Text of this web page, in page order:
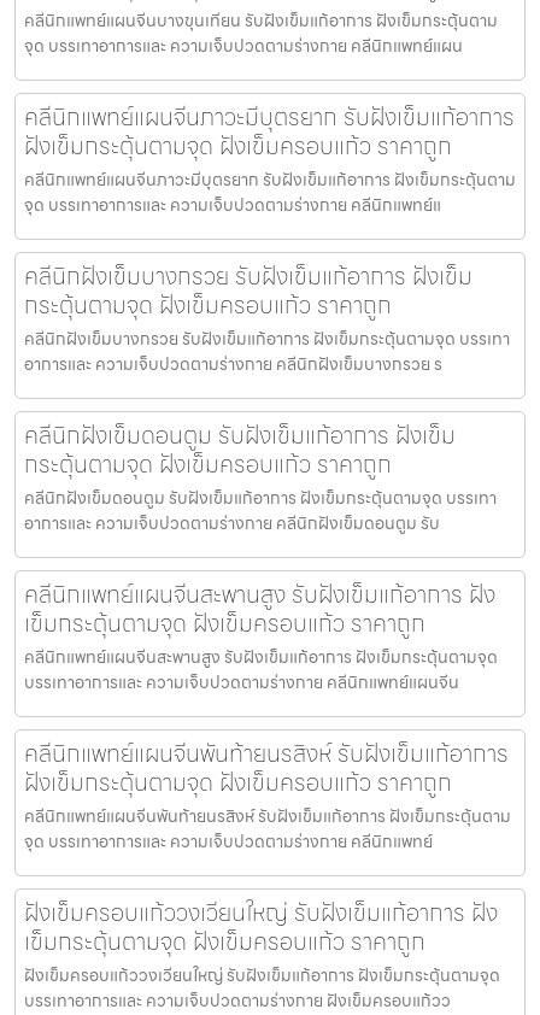
คลีนิกแพทย์แผนจีนบางขุนเทียน รับฝังเข็มแก้อาการ ฝังเข็มกระตุ้นตาม
จุด บรรเทาอาการและ ความเจ็บปวดตามร่างกาย คลีนิกแพทย์แผน
คลีนิกแพทย์แผนจีนภาวะมีบุตรยาก รับฝังเข็มแก้อาการ
ฝังเข็มกระตุ้นตามจุด ฝังเข็มครอบแก้ว ราคาถูก
คลีนิกแพทย์แผนจีนภาวะมีบุตรยาก รับฝังเข็มแก้อาการ ฝังเข็มกระตุ้นตาม
จุด บรรเทาอาการและ ความเจ็บปวดตามร่างกาย คลีนิกแพทย์แ
คลีนิกฝังเข็มบางกรวย รับฝังเข็มแก้อาการ ฝังเข็ม
กระตุ้นตามจุด ฝังเข็มครอบแก้ว ราคาถูก
คลีนิกฝังเข็มบางกรวย รับฝังเข็มแก้อาการ ฝังเข็มกระตุ้นตามจุด บรรเทา
อาการและ ความเจ็บปวดตามร่างกาย คลีนิกฝังเข็มบางกรวย ร
คลีนิกฝังเข็มดอนตูม รับฝังเข็มแก้อาการ ฝังเข็ม
กระตุ้นตามจุด ฝังเข็มครอบแก้ว ราคาถูก
คลีนิกฝังเข็มดอนตูม รับฝังเข็มแก้อาการ ฝังเข็มกระตุ้นตามจุด บรรเทา
อาการและ ความเจ็บปวดตามร่างกาย คลีนิกฝังเข็มดอนตูม รับ
คลีนิกแพทย์แผนจีนสะพานสูง รับฝังเข็มแก้อาการ ฝัง
เข็มกระตุ้นตามจุด ฝังเข็มครอบแก้ว ราคาถูก
คลีนิกแพทย์แผนจีนสะพานสูง รับฝังเข็มแก้อาการ ฝังเข็มกระตุ้นตามจุด
บรรเทาอาการและ ความเจ็บปวดตามร่างกาย คลีนิกแพทย์แผนจีน
คลีนิกแพทย์แผนจีนพันท้ายนรสิงห์ รับฝังเข็มแก้อาการ
ฝังเข็มกระตุ้นตามจุด ฝังเข็มครอบแก้ว ราคาถูก
คลีนิกแพทย์แผนจีนพันท้ายนรสิงห์ รับฝังเข็มแก้อาการ ฝังเข็มกระตุ้นตาม
จุด บรรเทาอาการและ ความเจ็บปวดตามร่างกาย คลีนิกแพทย์
ฝังเข็มครอบแก้ววงเวียนใหญ่ รับฝังเข็มแก้อาการ ฝัง
เข็มกระตุ้นตามจุด ฝังเข็มครอบแก้ว ราคาถูก
ฝังเข็มครอบแก้ววงเวียนใหญ่ รับฝังเข็มแก้อาการ ฝังเข็มกระตุ้นตามจุด
บรรเทาอาการและ ความเจ็บปวดตามร่างกาย ฝังเข็มครอบแก้วว